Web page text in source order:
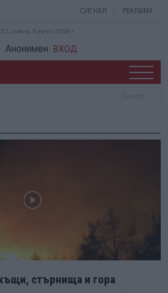
СИГНАЛ РЕКЛАМА
събота, 8 август 2026 г.
Анонимен ВХОД
стърнища и гора